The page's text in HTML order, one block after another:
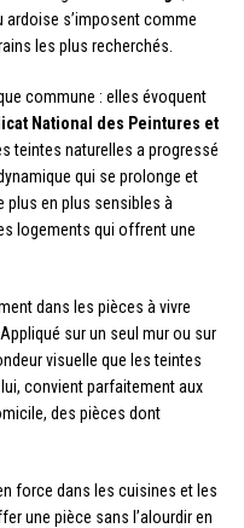
ardoise s’imposent comme
les plus recherchés.
commune : elles évoquent
National des Peintures et
teintes naturelles a progressé
qui se prolonge et
plus en plus sensibles à
logements qui offrent une
dans les pièces à vivre
sur un seul mur ou sur
visuelle que les teintes
convient parfaitement aux
des pièces dont
force dans les cuisines et les
une pièce sans l’alourdir en